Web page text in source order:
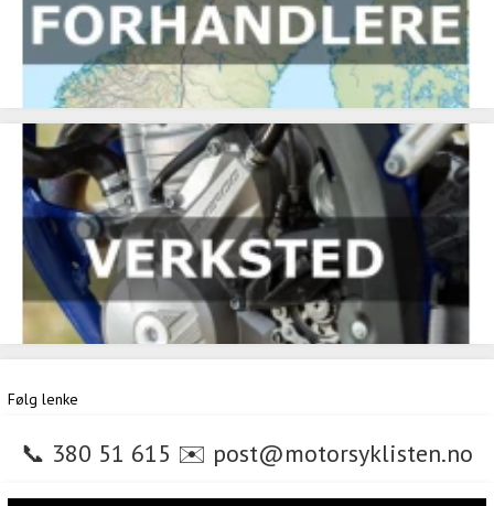
Følg lenke
📞 380 51 615 ✉️ post@motorsyklisten.no